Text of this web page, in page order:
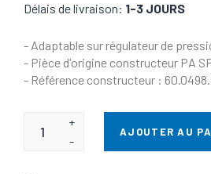
Délais de livraison: 1-3 JOURS
- Adaptable sur régulateur de
- Pièce d'origine constructeur PA
- Référence constructeur :
+
-
AJOUTER AU